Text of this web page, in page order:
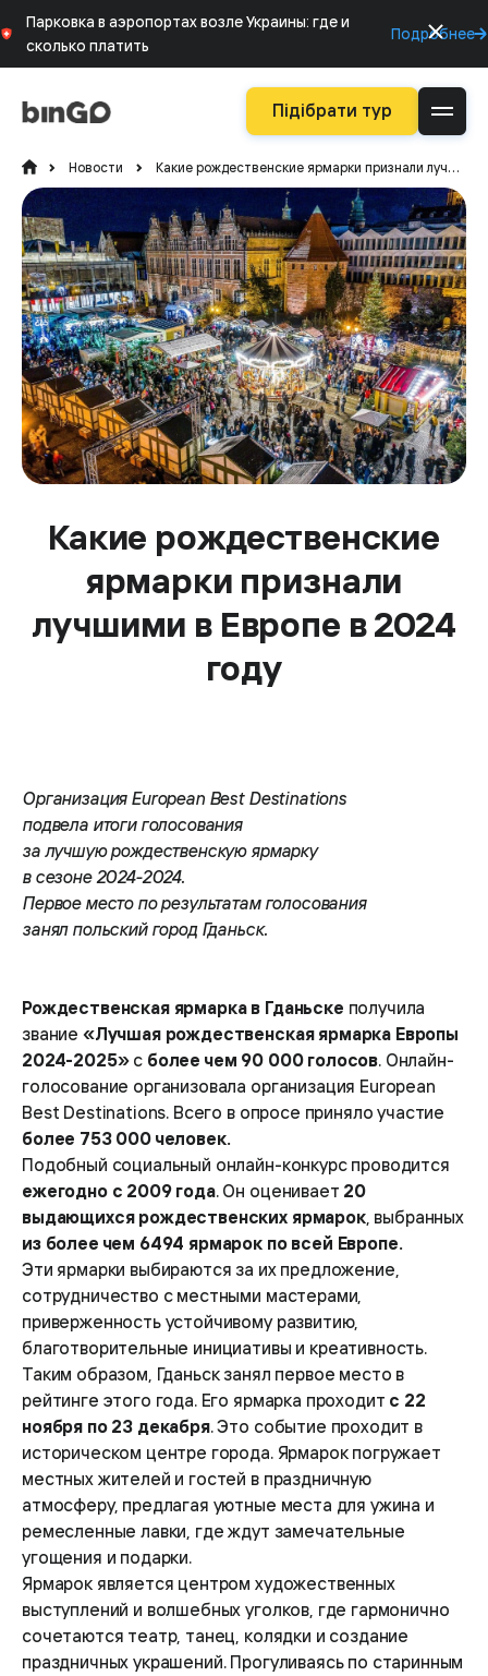
Парковка в аэропортах возле Украины: где и
сколько платить
Подробнее
Підібрати тур
Новости Какие рождественские ярмарки признали лучшими в Европе в 2024 году
Какие рождественские
ярмарки признали
лучшими в Европе в 2024
году
Организация European Best Destinations
подвела итоги голосования
за лучшую рождественскую ярмарку
в сезоне 2024-2024.
Первое место по результатам голосования
занял польский город Гданьск.
Рождественская ярмарка в Гданьске получила
звание «Лучшая рождественская ярмарка Европы
2024-2025»с более чем 90 000 голосов. Онлайн-
голосование организовала организация European
Best Destinations. Всего в опросе приняло участие
более 753 000 человек.
Подобный социальный онлайн-конкурс проводится
ежегодно с 2009 года. Он оценивает 20
выдающихся рождественских ярмарок, выбранных
из более чем 6494 ярмарок по всей Европе.
Эти ярмарки выбираются за их предложение,
сотрудничество с местными мастерами,
приверженность устойчивому развитию,
благотворительные инициативы и креативность.
Таким образом, Гданьск занял первое место в
рейтинге этого года. Его ярмарка проходит с 22
ноября по 23 декабря. Это событие проходит в
историческом центре города. Ярмарок погружает
местных жителей и гостей в праздничную
атмосферу, предлагая уютные места для ужина и
ремесленные лавки, где ждут замечательные
угощения и подарки.
Ярмарок является центром художественных
выступлений и волшебных уголков, где гармонично
сочетаются театр, танец, колядки и создание
праздничных украшений. Прогуливаясь по старинным